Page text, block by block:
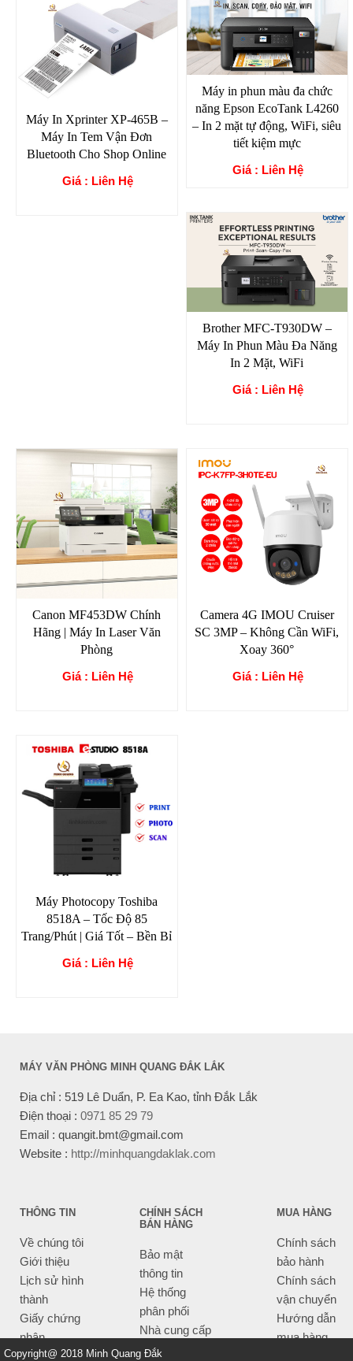
Máy In Xprinter XP-465B –
Máy In Tem Vận Đơn
Bluetooth Cho Shop Online
Giá : Liên Hệ
Máy in phun màu đa chức
năng Epson EcoTank L4260
– In 2 mặt tự động, WiFi, siêu
tiết kiệm mực
Giá : Liên Hệ
Brother MFC-T930DW –
Máy In Phun Màu Đa Năng
In 2 Mặt, WiFi
Giá : Liên Hệ
Canon MF453DW Chính
Hãng | Máy In Laser Văn
Phòng
Giá : Liên Hệ
Camera 4G IMOU Cruiser
SC 3MP – Không Cần WiFi,
Xoay 360°
Giá : Liên Hệ
Máy Photocopy Toshiba
8518A – Tốc Độ 85
Trang/Phút | Giá Tốt – Bền Bỉ
Giá : Liên Hệ
MÁY VĂN PHÒNG MINH QUANG ĐẮK LẮK
Địa chỉ : 519 Lê Duẩn, P. Ea Kao, tỉnh Đắk Lắk
Điện thoại : 0971 85 29 79
Email : quangit.bmt@gmail.com
Website : http://minhquangdaklak.com
THÔNG TIN
Về chúng tôi
Giới thiệu
Lịch sử hình
thành
Giấy chứng
nhận
CHÍNH SÁCH
BÁN HÀNG
Bảo mật
thông tin
Hệ thống
phân phối
Nhà cung cấp
Tiêu chí bán
MUA HÀNG
Chính sách
bảo hành
Chính sách
vận chuyển
Hướng dẫn
mua hàng
Copyright@ 2018 Minh Quang Đắk